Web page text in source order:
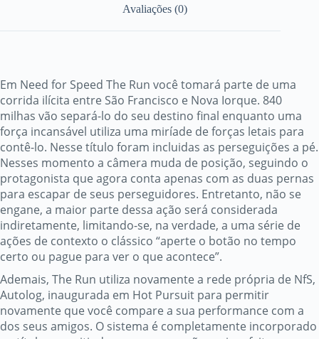
Avaliações (0)
Em Need for Speed The Run você tomará parte de uma
corrida ilícita entre São Francisco e Nova Iorque. 840
milhas vão separá-lo do seu destino final enquanto uma
força incansável utiliza uma miríade de forças letais para
contê-lo. Nesse título foram incluidas as perseguições a pé.
Nesses momento a câmera muda de posição, seguindo o
protagonista que agora conta apenas com as duas pernas
para escapar de seus perseguidores. Entretanto, não se
engane, a maior parte dessa ação será considerada
indiretamente, limitando-se, na verdade, a uma série de
ações de contexto o clássico “aperte o botão no tempo
certo ou pague para ver o que acontece”.
Ademais, The Run utiliza novamente a rede própria de NfS,
Autolog, inaugurada em Hot Pursuit para permitir
novamente que você compare a sua performance com a
dos seus amigos. O sistema é completamente incorporado